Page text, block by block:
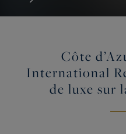
Côte
International
de luxe sur